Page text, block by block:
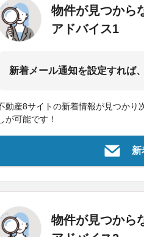
物件が見つから
アドバイス1
新着メール通知を設定すれば
動産8サイトの新着情報が見つかり
が可能です！
新
物件が見つから